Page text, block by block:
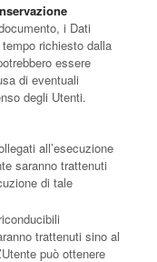
i Dati
richiesto dalla
essere
di eventuali
degli Utenti.
all’esecuzione
saranno trattenuti
di tale
trattenuti sino al
può ottenere